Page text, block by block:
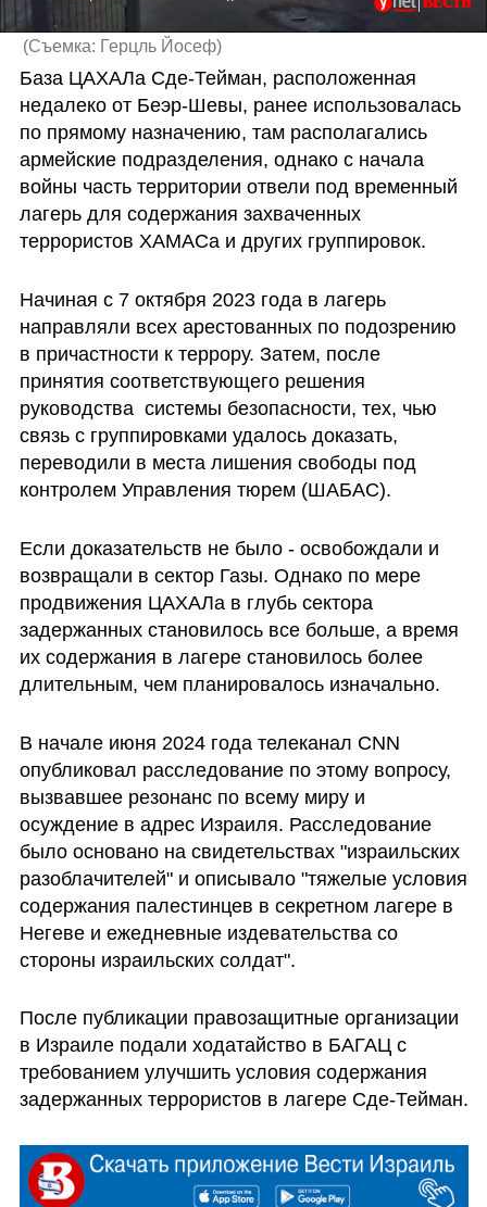
(Съемка: Герцль Йосеф)
База ЦАХАЛа Сде-Тейман, расположенная
недалеко от Беэр-Шевы, ранее использовалась
по прямому назначению, там располагались
армейские подразделения, однако с начала
войны часть территории отвели под временный
лагерь для содержания захваченных
террористов ХАМАСа и других группировок.
Начиная с 7 октября 2023 года в лагерь
направляли всех арестованных по подозрению
в причастности к террору. Затем, после
принятия соответствующего решения
руководства  системы безопасности, тех, чью
связь с группировками удалось доказать,
переводили в места лишения свободы под
контролем Управления тюрем (ШАБАС).
Если доказательств не было - освобождали и
возвращали в сектор Газы. Однако по мере
продвижения ЦАХАЛа в глубь сектора
задержанных становилось все больше, а время
их содержания в лагере становилось более
длительным, чем планировалось изначально.
В начале июня 2024 года телеканал CNN
опубликовал расследование по этому вопросу,
вызвавшее резонанс по всему миру и
осуждение в адрес Израиля. Расследование
было основано на свидетельствах "израильских
разоблачителей" и описывало "тяжелые условия
содержания палестинцев в секретном лагере в
Негеве и ежедневные издевательства со
стороны израильских солдат".
После публикации правозащитные организации
в Израиле подали ходатайство в БАГАЦ с
требованием улучшить условия содержания
задержанных террористов в лагере Сде-Тейман.